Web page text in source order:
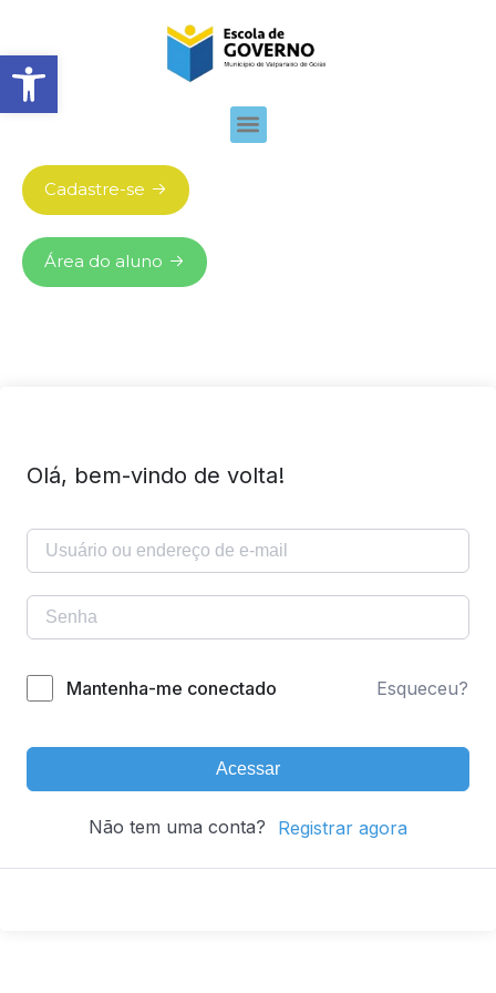
Abrir barra de ferramentas
Cadastre-se
Área do aluno
Olá, bem-vindo de volta!
Mantenha-me conectado Esqueceu?
Acessar
Não tem uma conta? Registrar agora